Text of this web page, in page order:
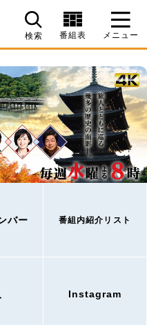
検索 番組表 メニュー
バー 番組内紹介リスト
Instagram